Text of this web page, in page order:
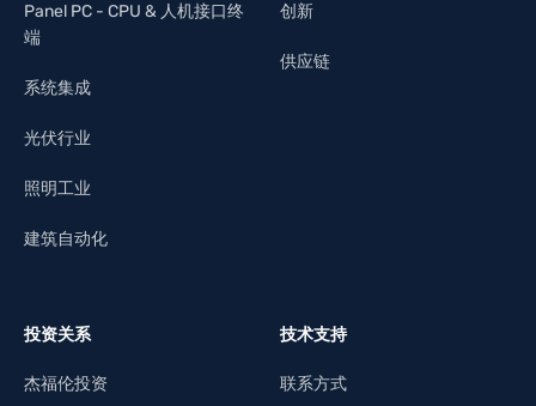
Panel PC - CPU & 人机接口终
端
系统集成
光伏行业
照明工业
建筑自动化
创新
供应链
投资关系
杰福伦投资
技术支持
联系方式